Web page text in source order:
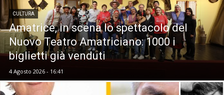
CULTURA
Amatrice, in scena lo spettacolo del
Nuovo Teatro Amatriciano: 1000 i
biglietti già venduti
4 Agosto 2026 - 16:41